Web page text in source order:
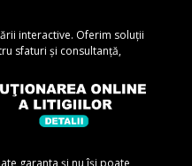
interactive. Oferim soluții
sfaturi și consultanță,
garanta și nu își poate